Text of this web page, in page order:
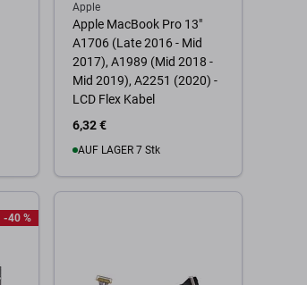
Apple
Apple MacBook Pro 13"
A1706 (Late 2016 - Mid
2017), A1989 (Mid 2018 -
Mid 2019), A2251 (2020) -
LCD Flex Kabel
6,32 €
AUF LAGER 7 Stk
-40 %